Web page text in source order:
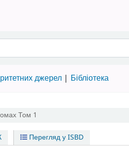
джерел Бібліотека
Том 1
Перегляд у ISBD